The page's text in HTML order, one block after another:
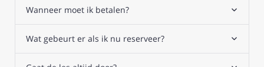
Wanneer moet ik betalen?
Wat gebeurt er als ik nu reserveer?